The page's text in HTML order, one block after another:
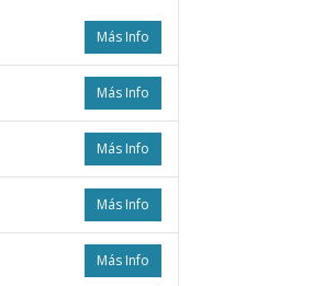
Más Info
Más Info
Más Info
Más Info
Más Info